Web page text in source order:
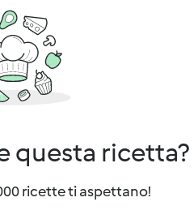
questa ricetta?
ricette ti aspettano!